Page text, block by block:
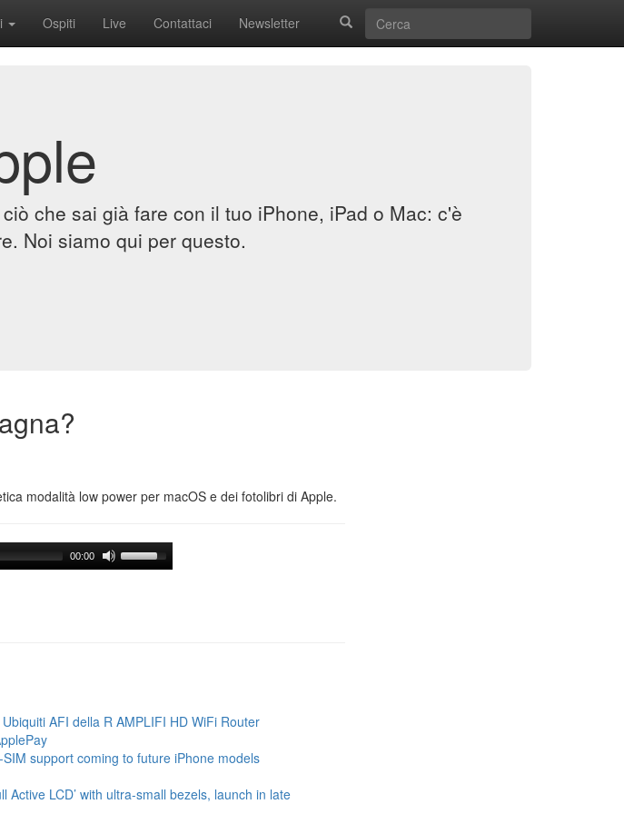
Ospiti Live Contattaci Newsletter
che sai già fare con il tuo iPhone, iPad o Mac: c'è
Noi siamo qui per questo.
modalità low power per macOS e dei fotolibri di Apple.
00:00
Ubiquiti AFI della R AMPLIFI HD WiFi Router
support coming to future iPhone models
Active LCD’ with ultra-small bezels, launch in late